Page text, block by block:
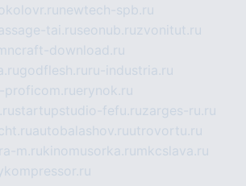
newtech-spb.ru
tai.ruseonub.ruzvonitut.ru
mncraft-download.ru
godflesh.ru ru-industria.ru
proficom.ruerynok.ru
startupstudio-fefu.ruzarges-ru.ru
autobalashov.ruutrovortu.ru
m.rukinomusorka.ru mkcslava.ru